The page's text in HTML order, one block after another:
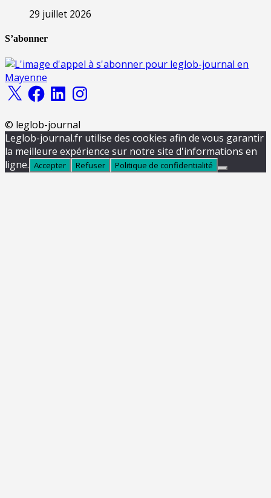
29 juillet 2026
S’abonner
X FacebookLinkedInInstagram
© leglob-journal
Leglob-journal.fr utilise des cookies afin de vous garantir
la meilleure expérience sur notre site d'informations en
ligne. Accepter Refuser Politique de confidentialité